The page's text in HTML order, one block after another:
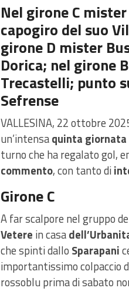
Nel girone C
capogiro del suo
girone D mister
Dorica; nel girone
Trecastelli; punto
Sefrense
VALLESINA, 22 ottobre
un’intensaquinta giornata
turno che ha regalato gol,
commento, con tanto di
Girone C
A far scalpore nel gruppo
Vetere in casa
che spinti dallo Sparapani
importantissimo colpaccio
rossoblu prima di sabato